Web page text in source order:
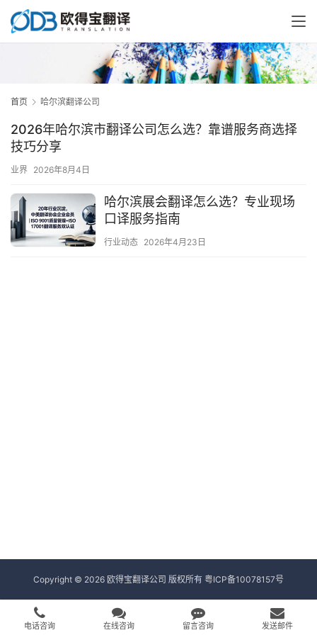
首页 哈尔滨翻译公司
2026年哈尔滨市翻译公司怎么选？靠谱服务商选择
技巧分享
业界 2026年8月4日
哈尔滨展会翻译怎么选？专业现场
口译服务指南
行业动态 2026年4月23日
Copyright © 2026 欧得宝翻译公司 版权所有 粤ICP备10078157号
电话咨询 在线咨询 留言咨询 发送邮件